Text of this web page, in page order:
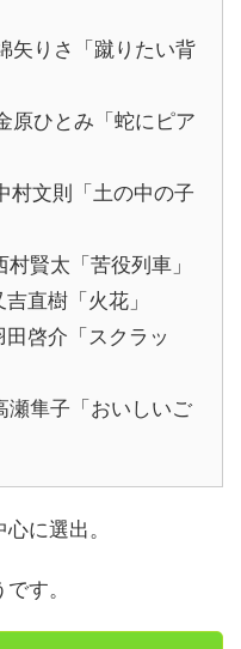
矢りさ「蹴りたい背
原ひとみ「蛇にピア
文則「土の中の子
賢太「苦役列車」
直樹「火花」
啓介「スクラッ
隼子「おいしいご
に選出。
す。